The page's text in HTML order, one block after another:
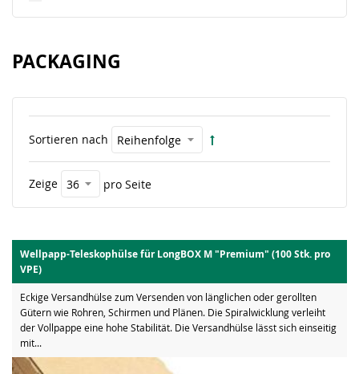
PACKAGING
Sortieren nach
Zeige pro Seite
Wellpapp-Teleskophülse für LongBOX M "Premium" (100 Stk. pro
VPE)
Eckige Versandhülse zum Versenden von länglichen oder gerollten
Gütern wie Rohren, Schirmen und Plänen. Die Spiralwicklung verleiht
der Vollpappe eine hohe Stabilität. Die Versandhülse lässt sich einseitig
mit...